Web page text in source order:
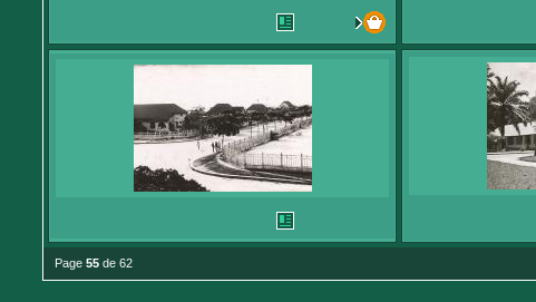
Page 55 de 62